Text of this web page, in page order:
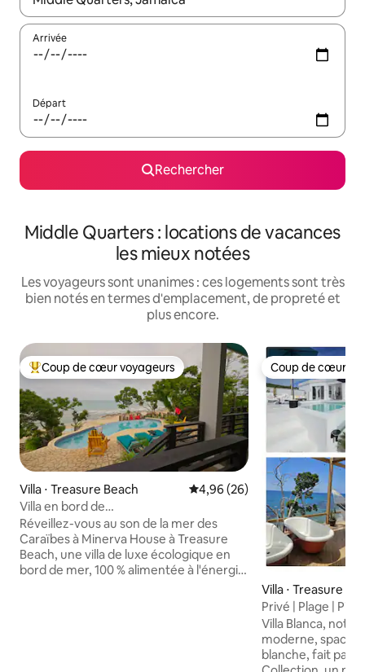
Arrivée
Départ
Rechercher
Middle Quarters : locations de vacances
les mieux notées
Les voyageurs sont unanimes : ces logements sont très
bien notés en termes d'emplacement, de propreté et
plus encore.
Coups de cœur voyageurs les plus appréciés
Coup de cœur voyageurs
Villa ⋅ Treasure Beach Évaluation moyenne sur la
4,96 (26)
Villa en bord de
mer + piscine + personnel complet |
Minerva House
Réveillez-vous au son de la mer des
Caraïbes à Minerva House à Treasure
Beach, une villa de luxe écologique en
bord de mer, 100 % alimentée à l'énergie
Coup de cœur
Coup de cœur
Villa ⋅ Treasure
Privé | Plage |
culinaire
Villa Blanca, notre
moderne,
blanche, fait